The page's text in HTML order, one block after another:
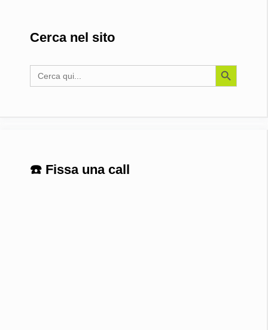
Cerca nel sito
Search
for:
Search Button
☎️ Fissa una call